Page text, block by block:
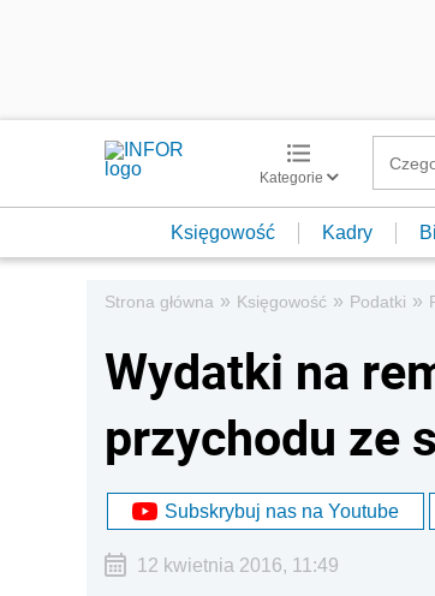
Kategorie
Księgowość Kadry
Strona główna » Księgowość » Podatki »
Wydatki na
przychodu ze
Subskrybuj nas na Youtube
12 kwietnia 2016, 11:49